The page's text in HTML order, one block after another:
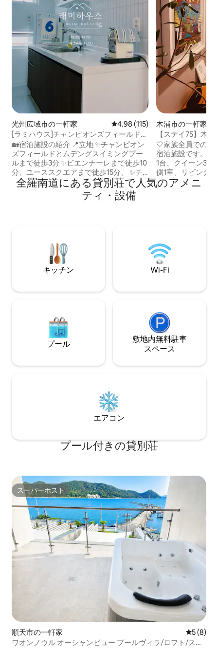
光州広域市の一軒家 レビュー115件、5つ星中4.98つ
4.98 (115)
[ラミハウス]チャンピオンズフィールドま
で徒歩3分＆ビエンナーレ、チャンヨクト
ッコ本店まで車で5分
🏡宿泊施設の紹介 📍立地 ✨️チャンピオン
ズフィールドとムデングスイミングプー
ルまで徒歩3分 ✨️ビエンナーレまで徒歩10
分、ユーススクエアまで徒歩15分、 ✨️チ
ャンウクトッキ本店・ユーススクエア店
まで車で5分 🏡宿泊施設の構成 ✨️ 2階の貸
切建物全体をご利用いただけます
台）、トイレ2箇所 ✨ キッチン（電子レン
ジ、浄水器、冷蔵庫、コーヒーマシン、
エアフライヤー、炊飯器） ✨️ 2025年7月
にリモデル完了 ✨️ 家の前の通りのプライ
ります ✨️基本人数2名（最大6名、1名追加
能 ✨️常時接続可能な Wi-Fi、携帯電話充電
器 ✨️旅行の利便性を高める洗濯機 ✨️歯ブ
ラシ、クレンジングフォーム、シャンプ
ー、ボディウォッシュ、トリートメント
キューは屋外でのみ可能です） ✨️ボード
木浦市の一軒家
【ステイ75】木
上専用
🤍家族全員での滞
宿泊施設です。
1台、クイーン3台
側1室、リビング
レベーターX（4
ます _各部屋にエ
15分 _セスコ防災 _ウェルカムティー提供
（2階のカフェエ
🖤） _シャンプー
ル、歯磨き粉、シ
ブラシx） _電子
アフライヤー
スマートテレビ _
だけます
能（キッチン、屋
x、電気グリルO
ウト 午前11時 _6
全羅南道にある貸別荘で人気のアメニ
ティ・設備
キッチン Wi-Fi
プール
敷地内無料駐⁠車
ス⁠ペ⁠ー⁠ス
エアコン
プール付きの貸別荘
スーパーホスト
スーパーホスト
順天市の一軒家 レビュー
5 (8)
ワオンノウル オーシャンビュー プールヴィラ/ロフト/ス